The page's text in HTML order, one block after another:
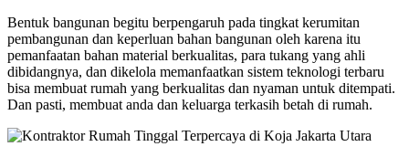
Bentuk bangunan begitu berpengaruh pada tingkat kerumitan
pembangunan dan keperluan bahan bangunan oleh karena itu
pemanfaatan bahan material berkualitas, para tukang yang ahli
dibidangnya, dan dikelola memanfaatkan sistem teknologi terbaru
bisa membuat rumah yang berkualitas dan nyaman untuk ditempati.
Dan pasti, membuat anda dan keluarga terkasih betah di rumah.